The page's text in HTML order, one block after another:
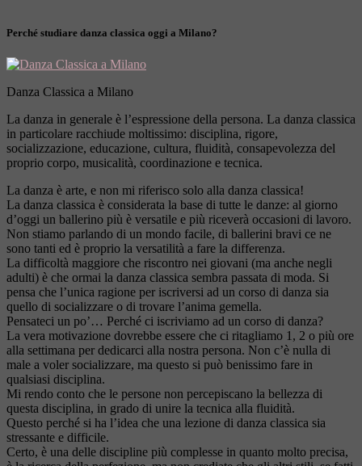
Perché studiare danza classica oggi a Milano?
Danza Classica a Milano
La danza in generale è l’espressione della persona. La danza classica
in particolare racchiude moltissimo: disciplina, rigore,
socializzazione, educazione, cultura, fluidità, consapevolezza del
proprio corpo, musicalità, coordinazione e tecnica.
La danza è arte, e non mi riferisco solo alla danza classica!
La danza classica è considerata la base di tutte le danze: al giorno
d’oggi un ballerino più è versatile e più riceverà occasioni di lavoro.
Non stiamo parlando di un mondo facile, di ballerini bravi ce ne
sono tanti ed è proprio la versatilità a fare la differenza.
La difficoltà maggiore che riscontro nei giovani (ma anche negli
adulti) è che ormai la danza classica sembra passata di moda. Si
pensa che l’unica ragione per iscriversi ad un corso di danza sia
quello di socializzare o di trovare l’anima gemella.
Pensateci un po’… Perché ci iscriviamo ad un corso di danza?
La vera motivazione dovrebbe essere che ci ritagliamo 1, 2 o più ore
alla settimana per dedicarci alla nostra persona. Non c’è nulla di
male a voler socializzare, ma questo si può benissimo fare in
qualsiasi disciplina.
Mi rendo conto che le persone non percepiscano la bellezza di
questa disciplina, in grado di unire la tecnica alla fluidità.
Questo perché si ha l’idea che una lezione di danza classica sia
stressante e difficile.
Certo, è una delle discipline più complesse in quanto molto precisa,